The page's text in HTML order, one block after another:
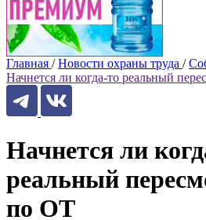
Главная / Новости охраны труда /
Начнется ли когда-то реальный
Начнется ли
реальный
по ОТ